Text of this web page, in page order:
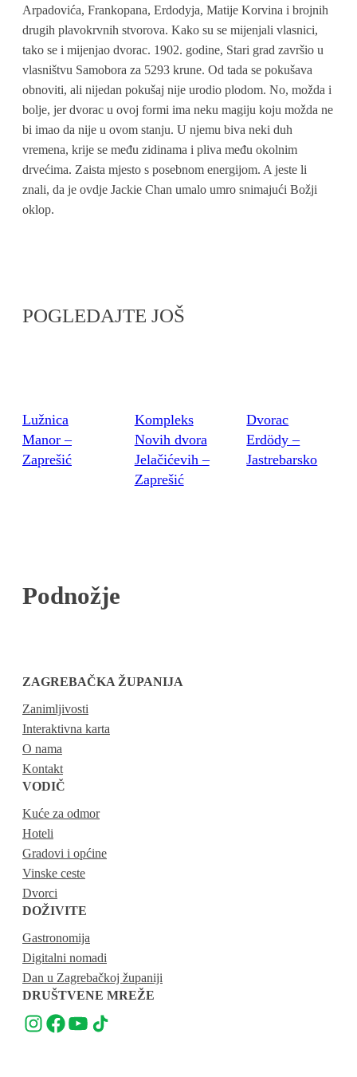
Arpadovića, Frankopana, Erdodyja, Matije Korvina i brojnih
drugih plavokrvnih stvorova. Kako su se mijenjali vlasnici,
tako se i mijenjao dvorac. 1902. godine, Stari grad završio u
vlasništvu Samobora za 5293 krune. Od tada se pokušava
obnoviti, ali nijedan pokušaj nije urodio plodom. No, možda i
bolje, jer dvorac u ovoj formi ima neku magiju koju možda ne
bi imao da nije u ovom stanju. U njemu biva neki duh
vremena, krije se među zidinama i pliva među okolnim
drvećima. Zaista mjesto s posebnom energijom. A jeste li
znali, da je ovdje Jackie Chan umalo umro snimajući Božji
oklop.
POGLEDAJTE JOŠ
Lužnica
Manor –
Zaprešić
Kompleks
Novih dvora
Jelačićevih –
Zaprešić
Dvorac
Erdödy –
Jastrebarsko
Podnožje
ZAGREBAČKA ŽUPANIJA
Zanimljivosti
Interaktivna karta
O nama
Kontakt
VODIČ
Kuće za odmor
Hoteli
Gradovi i općine
Vinske ceste
Dvorci
DOŽIVITE
Gastronomija
Digitalni nomadi
Dan u Zagrebačkoj županiji
DRUŠTVENE MREŽE